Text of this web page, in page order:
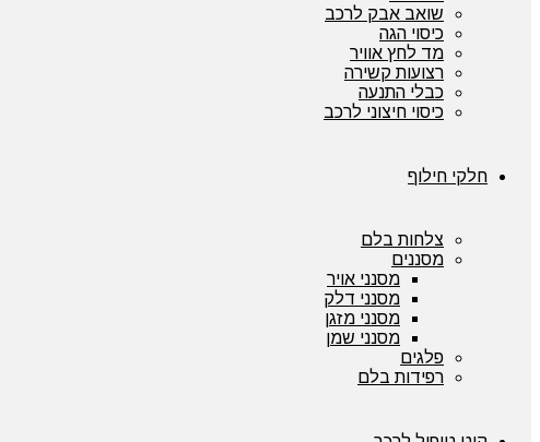
שואב אבק לרכב
כיסוי הגה
מד לחץ אוויר
רצועות קשירה
כבלי התנעה
כיסוי חיצוני לרכב
חלקי חילוף
צלחות בלם
מסננים
מסנני אויר
מסנני דלק
מסנני מזגן
מסנני שמן
פלגים
רפידות בלם